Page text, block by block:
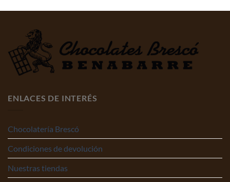
ENLACES DE INTERÉS
Chocolatería Brescó
Condiciones de devolución
Nuestras tiendas